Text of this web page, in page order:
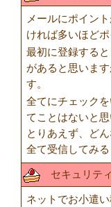
メールにポイン
ければ多いほど
最初に登録する
があると思いま
す。
全てにチェック
てことはないと
とりあえず、ど
全て受信してみる
セキュリテ
ネットでお小遣